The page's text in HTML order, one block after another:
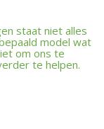
staat niet alles
model wat
om ons te
te helpen.